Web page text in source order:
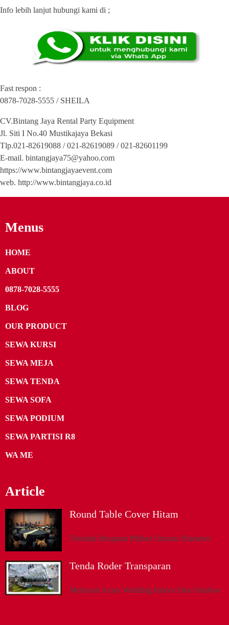
Info lebih lanjut hubungi kami di ;
Fast respon :
0878-7028-5555 / SHEILA
CV.Bintang Jaya Rental Party Equipment
Jl. Siti I No.40 Mustikajaya Bekasi
Tlp.021-82619088 / 021-82619089 / 021-82601199
E-mail. bintangjaya75@yahoo.com
https://www.bintangjayaevent.com
web. http://www.bintangjaya.co.id
Menus
HOME
ABOUT
0878-7028-5555
BLOG
OUR PRODUCT
SEWA KURSI
SEWA MEJA
SEWA TENDA
SEWA SOFA
SEWA PODIUM
SEWA PARTISI R8
WA ME
Article
Round Table Cover Hitam
Tersedia Beragam Pilihan Ukuran Diameter
Tenda Roder Transparan
Melayani Acara Wedding Indoor Dan Outdoor